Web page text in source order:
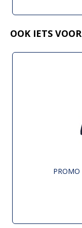
OOK IETS
PROMO